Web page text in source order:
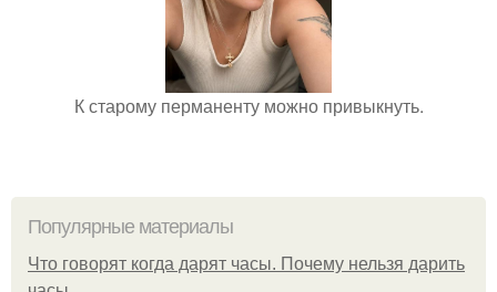
К старому перманенту можно привыкнуть.
Популярные материалы
Что говорят когда дарят часы. Почему нельзя дарить